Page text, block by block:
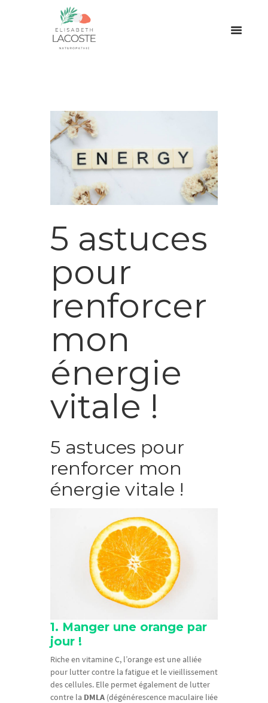
5 astuces
pour
renforcer
mon
énergie
vitale !
5 astuces pour
renforcer mon
énergie vitale !
1. Manger une orange par
jour !
Riche en vitamine C, l’orange est une alliée
pour lutter contre la fatigue et le vieillissement
des cellules. Elle permet également de lutter
contre la DMLA (dégénérescence maculaire liée